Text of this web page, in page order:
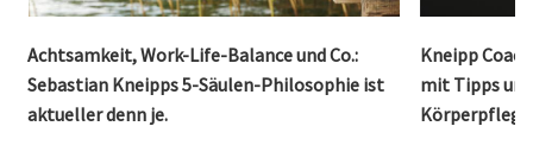
Achtsamkeit, Work-Life-Balance und Co.:
Sebastian Kneipps 5-Säulen-Philosophie ist
aktueller denn je.
Kneipp
mit Tipps